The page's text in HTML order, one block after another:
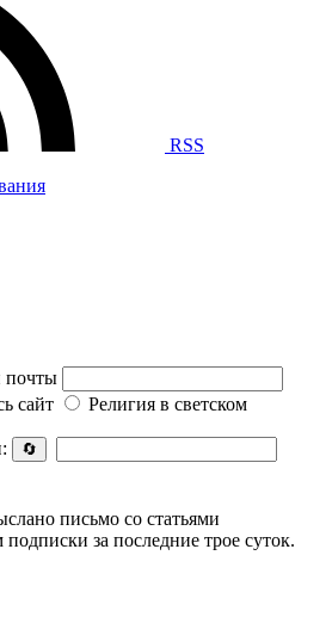
RSS
почты
сайт
Религия в светском
🔄
письмо со статьями
за последние трое суток.